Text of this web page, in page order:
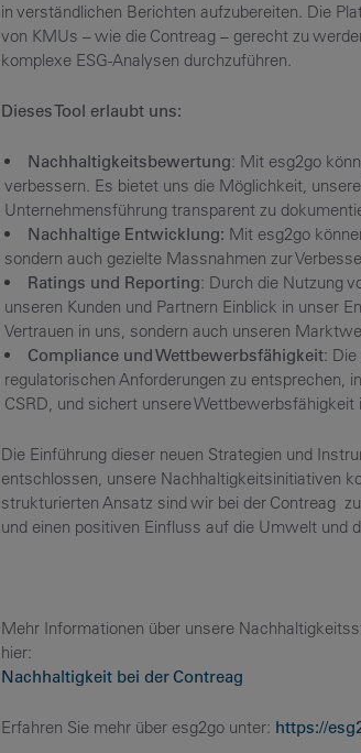
in verständlichen Berichten aufzubereiten. Die
von KMUs – wie die Contreag – gerecht zu
komplexe ESG-Analysen durchzuführen.
Dieses Tool erlaubt uns:
Nachhaltigkeitsbewertung: Mit esg2go
verbessern. Es bietet uns die Möglichkeit,
Unternehmensführung transparent zu
Nachhaltige Entwicklung: Mit esg2go
sondern auch gezielte Massnahmen zur
Ratings und Reporting: Durch die Nutzung
unseren Kunden und Partnern Einblick in unser
Vertrauen in uns, sondern auch unseren
Compliance und Wettbewerbsfähigkeit:
regulatorischen Anforderungen zu entsprechen,
CSRD, und sichert unsere
Die Einführung dieser neuen Strategien und
entschlossen, unsere Nachhaltigkeitsinitiativen
strukturierten Ansatz sind wir bei der Contreag
und einen positiven Einfluss auf die Umwelt und
Mehr Informationen über unsere
hier:
Nachhaltigkeit bei der Contreag
Erfahren Sie mehr über esg2go unter: https://